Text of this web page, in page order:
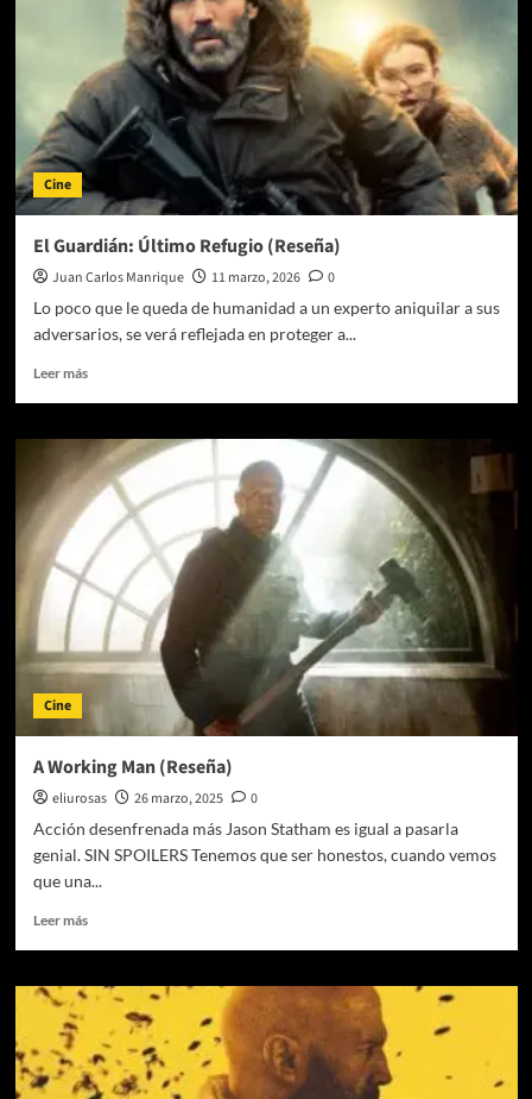
Cine
El Guardián: Último Refugio (Reseña)
Juan Carlos Manrique 11 marzo, 2026
0
Lo poco que le queda de humanidad a un experto aniquilar a sus
adversarios, se verá reflejada en proteger a...
Leer másLeer
El
Guardián:
Último
Refugio
(Reseña)
Cine
A Working Man (Reseña)
eliurosas 26 marzo, 2025
0
Acción desenfrenada más Jason Statham es igual a pasarla
genial. SIN SPOILERS Tenemos que ser honestos, cuando vemos
que una...
Leer másLeer
A
Working
Man
(Reseña)